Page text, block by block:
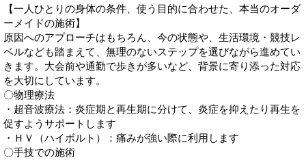
【一人ひとりの身体の条件、使う目的に合わせた、本当のオーダ
ーメイドの施術】
原因へのアプローチはもちろん、今の状態や、生活環境・競技レ
ベルなども踏まえて、無理のないステップを選びながら進めてい
きます。大会前や通勤で歩きが多いなど、背景に寄り添った対応
を大切にしています。
〇物理療法
・超音波療法：炎症期と再生期に分けて、炎症を抑えたり再生を
促すようサポートします
・ＨＶ（ハイボルト）：痛みが強い際に利用します
〇手技での施術